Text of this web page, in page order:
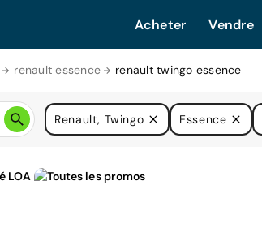
Acheter Vendre
renault essence renault twingo essence
Renault, Twingo Essence